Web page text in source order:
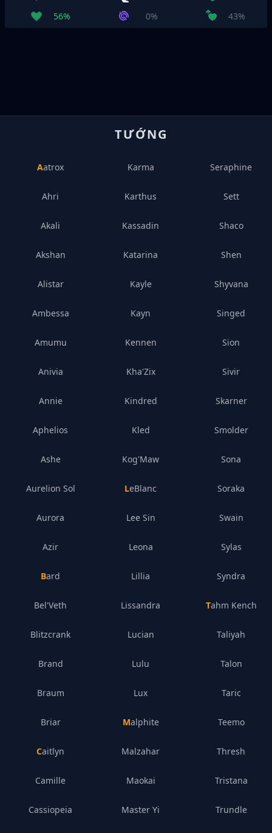
56%
0% 43%
TƯỚNG
Aatrox
Ahri
Akali
Akshan
Alistar
Ambessa
Amumu
Anivia
Annie
Aphelios
Ashe
Aurelion Sol
Aurora
Azir
Bard
Bel'Veth
Blitzcrank
Brand
Braum
Briar
Caitlyn
Camille
Cassiopeia
Karma
Karthus
Kassadin
Katarina
Kayle
Kayn
Kennen
Kha'Zix
Kindred
Kled
Kog'Maw
LeBlanc
Lee Sin
Leona
Lillia
Lissandra
Lucian
Lulu
Lux
Malphite
Malzahar
Maokai
Master Yi
Seraphine
Sett
Shaco
Shen
Shyvana
Singed
Sion
Sivir
Skarner
Smolder
Sona
Soraka
Swain
Sylas
Syndra
Tahm Kench
Taliyah
Talon
Taric
Teemo
Thresh
Tristana
Trundle